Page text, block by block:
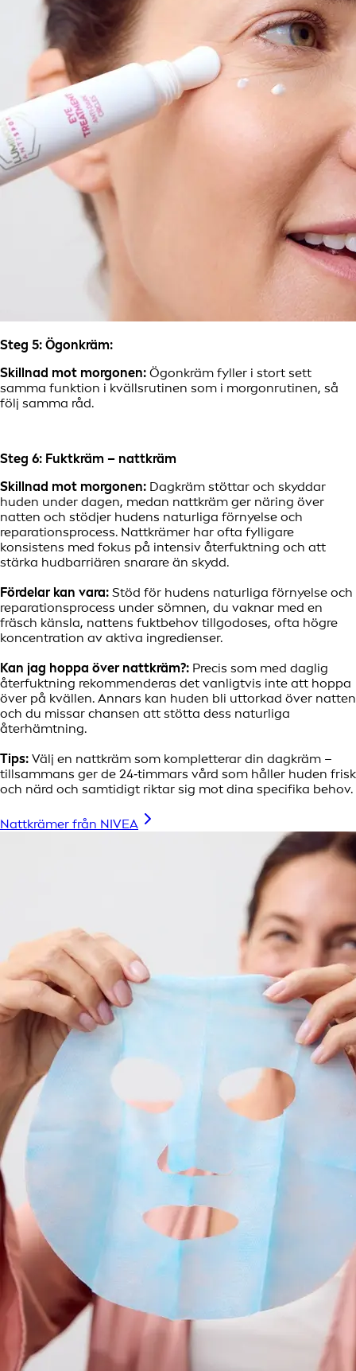
Steg 5: Ögonkräm:
Skillnad mot morgonen: Ögonkräm fyller i stort sett
samma funktion i kvällsrutinen som i morgonrutinen, så
följ samma råd.
Steg 6: Fuktkräm – nattkräm
Skillnad mot morgonen: Dagkräm stöttar och skyddar
huden under dagen, medan nattkräm ger näring över
natten och stödjer hudens naturliga förnyelse och
reparationsprocess. Nattkrämer har ofta fylligare
konsistens med fokus på intensiv återfuktning och att
stärka hudbarriären snarare än skydd.
Fördelar kan vara: Stöd för hudens naturliga förnyelse och
reparationsprocess under sömnen, du vaknar med en
fräsch känsla, nattens fuktbehov tillgodoses, ofta högre
koncentration av aktiva ingredienser.
Kan jag hoppa över nattkräm?: Precis som med daglig
återfuktning rekommenderas det vanligtvis inte att hoppa
över på kvällen. Annars kan huden bli uttorkad över natten
och du missar chansen att stötta dess naturliga
återhämtning.
Tips: Välj en nattkräm som kompletterar din dagkräm –
tillsammans ger de 24‑timmars vård som håller huden frisk
och närd och samtidigt riktar sig mot dina specifika behov.
Nattkrämer från NIVEA